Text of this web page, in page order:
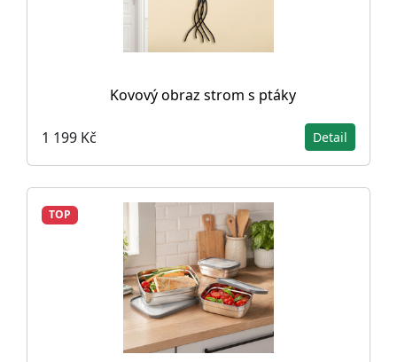
Kovový obraz strom s ptáky
1 199 Kč Detail
TOP